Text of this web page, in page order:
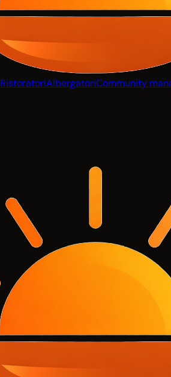
RistoratoriAlbergatoriCommunity